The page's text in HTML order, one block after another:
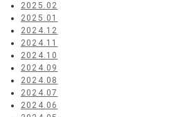
2025.02
2025.01
2024.12
2024.11
2024.10
2024.09
2024.08
2024.07
2024.06